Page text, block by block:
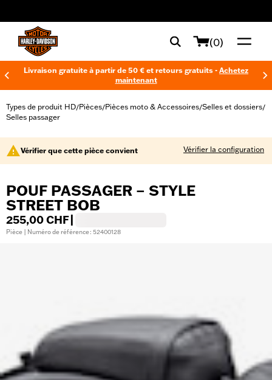
(0)
Livraison gratuite à partir de 50 € et retours gratuits - Achetez
maintenant
Types de produit HD/Pièces/Pièces moto & Accessoires/Selles et dossiers/
Selles passager
Vérifier que cette pièce convient Vérifier la configuration
POUF PASSAGER – STYLE
STREET BOB
255,00 CHF
Pièce | Numéro de référence : 52400128